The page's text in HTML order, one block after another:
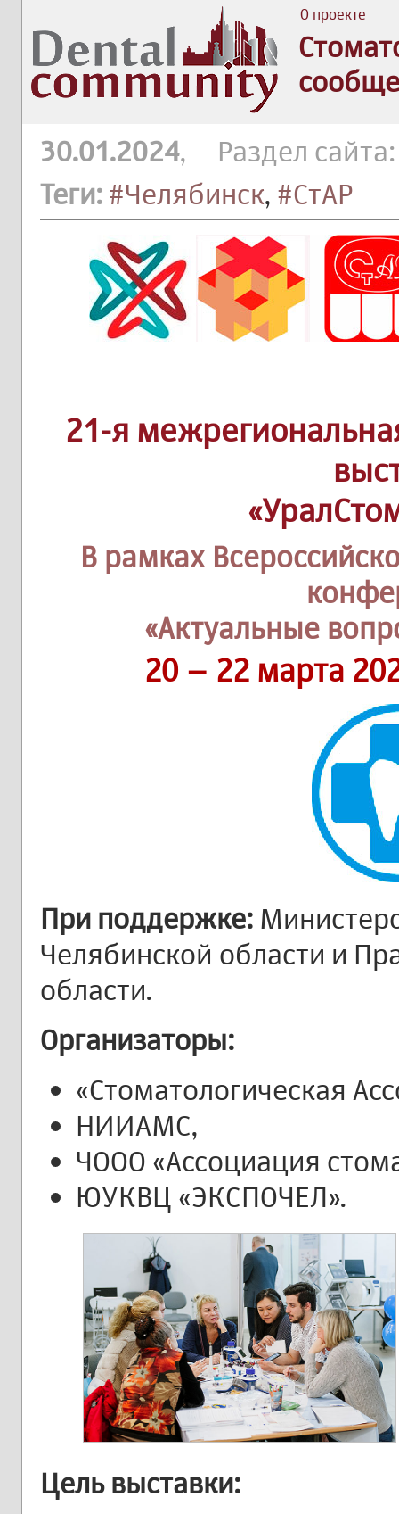
О проекте
30.01.2024, Раздел
Теги: #Челябинск, #СтАР
21-я
В рамках
«Актуальные
20 – 22 марта
При поддержке:
Челябинской области и
области.
Организаторы:
«Стоматологическая
НИИАМС,
ЧООО «Ассоциация
ЮУКВЦ «ЭКСПОЧЕЛ».
Цель выставки: